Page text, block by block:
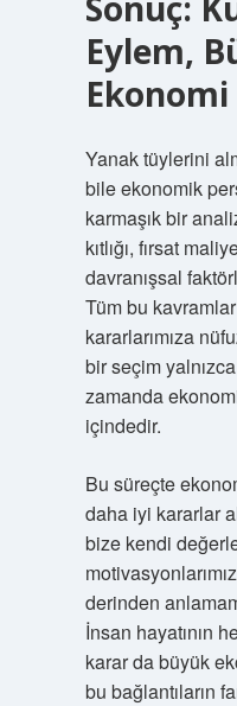
Eylem,
Ekonomi
Yanak tüylerini
bile ekonomik
karmaşık bir
kıtlığı, fırsat
davranışsal
Tüm bu
kararlarımıza
bir seçim
zamanda
içindedir.
Bu süreçte
daha iyi kararlar
bize kendi
derinden
İnsan hayatının
karar da büyük
bu bağlantıların